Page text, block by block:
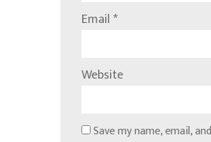
Email*
Website
Save my name, email,